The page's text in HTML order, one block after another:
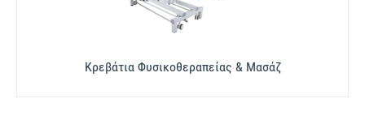
Κρεβάτια Φυσικοθεραπείας & Μασάζ